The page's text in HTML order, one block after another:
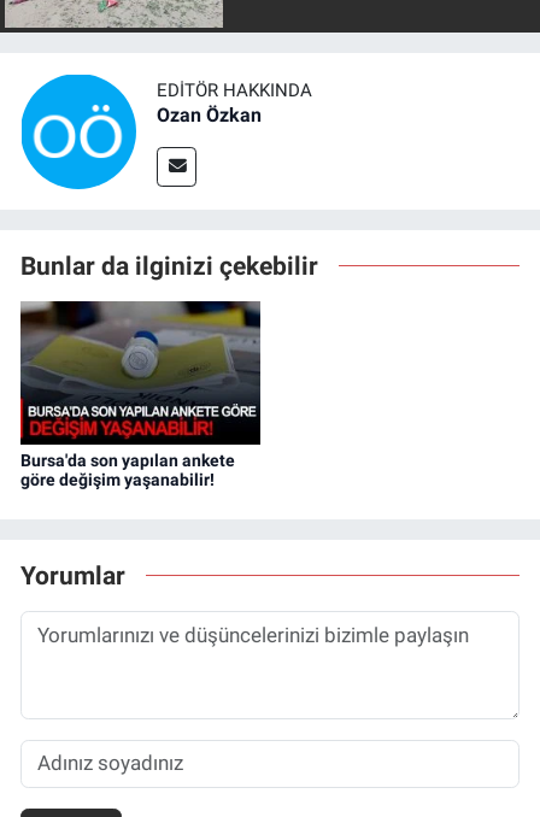
EDITÖR HAKKINDA
Ozan Özkan
Bunlar da ilginizi çekebilir
Bursa'da son yapılan ankete
göre değişim yaşanabilir!
Yorumlar